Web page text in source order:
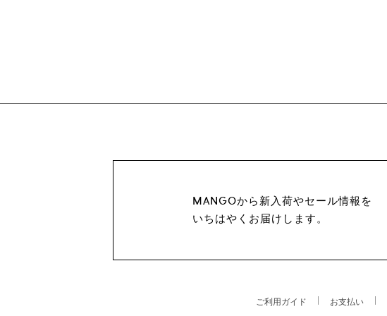
MANGOから新入荷やセール情報を
いちはやくお届けします。
ご利用ガイド お支払い